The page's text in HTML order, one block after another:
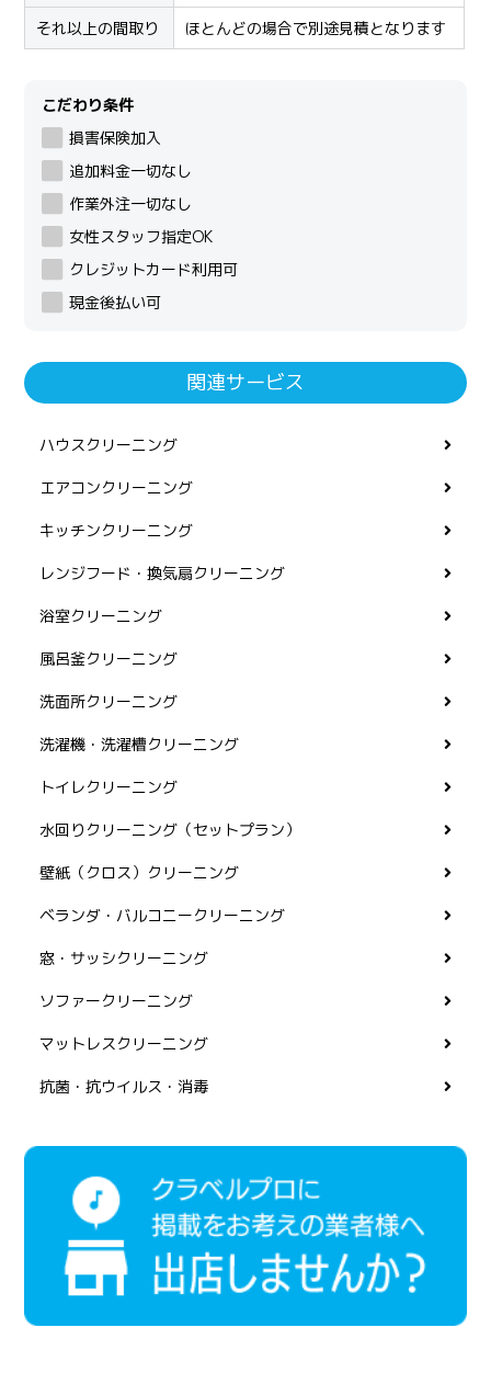
それ以上の間取り
ほとんどの場合で別途見積となります
こだわり条件
損害保険加入
追加料金一切なし
作業外注一切なし
女性スタッフ指定OK
クレジットカード利用可
現金後払い可
関連サービス
ハウスクリーニング
エアコンクリーニング
キッチンクリーニング
レンジフード・換気扇クリーニング
浴室クリーニング
風呂釜クリーニング
洗面所クリーニング
洗濯機・洗濯槽クリーニング
トイレクリーニング
水回りクリーニング（セットプラン）
壁紙（クロス）クリーニング
ベランダ・バルコニークリーニング
窓・サッシクリーニング
ソファークリーニング
マットレスクリーニング
抗菌・抗ウイルス・消毒